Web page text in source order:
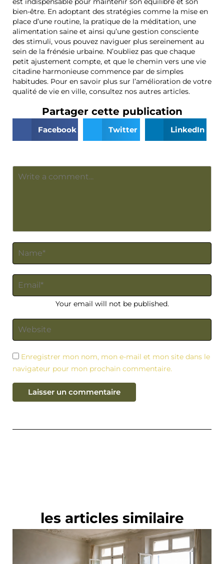
bien-être. En adoptant des stratégies comme la mise en
place d’une routine, la pratique de la méditation, une
alimentation saine et ainsi qu’une gestion consciente
des stimuli, vous pouvez naviguer plus sereinement au
sein de la frénésie urbaine. N’oubliez pas que chaque
petit ajustement compte, et que le chemin vers une vie
citadine harmonieuse commence par de simples
habitudes. Pour en savoir plus sur l’amélioration de votre
qualité de vie en ville, consultez nos autres articles.
Partager cette publication
Facebook Twitter LinkedIn
Your email will not be published.
Enregistrer mon nom, mon e-mail et mon site dans le
navigateur pour mon prochain commentaire.
les articles similaire